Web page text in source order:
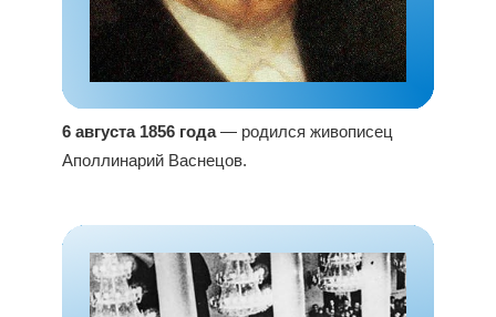
6 августа 1856 года— родился живописец
Аполлинарий Васнецов.